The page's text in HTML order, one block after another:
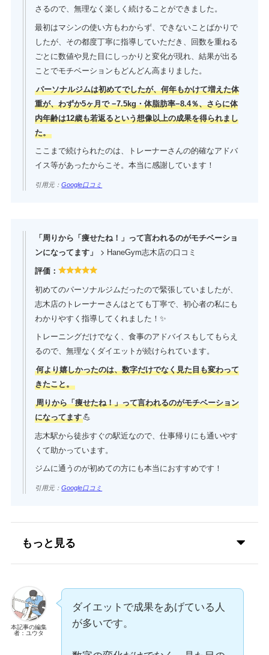
さるので、無理なく楽しく続けることができました。
最初はマシンの使い方もわからず、できないことばかりで
したが、その都度丁寧に指導していただき、回数を重ねる
ごとに数値や見た目にしっかりと変化が現れ、結果が出る
ことでモチベーションもどんどん高まりました。
パーソナルジムは初めてでしたが、何年もかけて増えた体
重が、わずか5ヶ月で −7.5kg・体脂肪率−8.4％、さらに体
内年齢は12歳も若返るという想像以上の成果を得られまし
た。
ここまで続けられたのは、トレーナーさんの的確なアドバ
イス等があったからこそ。本当に感謝しています！
引用元：Google口コミ
「周りから「痩せたね！」って言われるのがモチベーショ
ンになってます」
HaneGym志木店の口コミ
評価：
初めてのパーソナルジムだったので緊張していましたが、
志木店のトレーナーさんはとても丁寧で、初心者の私にも
わかりやすく指導してくれました！✨
トレーニングだけでなく、食事のアドバイスもしてもらえ
るので、無理なくダイエットが続けられています。
何より嬉しかったのは、数字だけでなく見た目も変わって
きたこと。
周りから「痩せたね！」って言われるのがモチベーション
になってます💪
志木駅から徒歩すぐの駅近なので、仕事帰りにも通いやす
くて助かっています。
ジムに通うのが初めての方にも本当におすすめです！
引用元：Google口コミ
もっと見る
本記事の編集
者：ユウタ
ダイエットで成果をあげている人
が多いです。